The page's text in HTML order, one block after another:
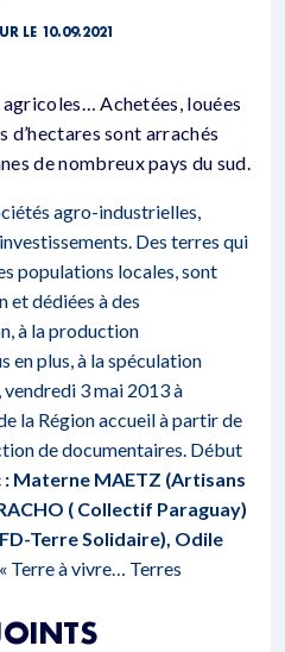
LE 10.09.2021
Achetées, louées
d’hectares sont arrachés
de nombreux pays du sud.
agro-industrielles,
Des terres qui
populations locales, sont
et dédiées à des
à la production
en plus, à la spéculation
3 mai 2013 à
la Région accueil à partir de
de documentaires. Début
: Materne MAETZ (Artisans
( Collectif Paraguay)
Terre Solidaire), Odile
Terre à vivre… Terres